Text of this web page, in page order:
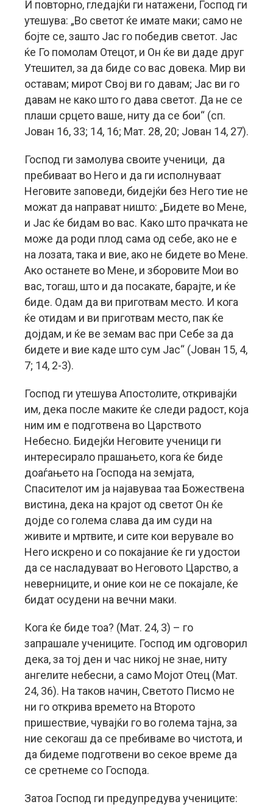
И повторно, гледајќи ги натажени, Господ ги
утешува: „Во светот ќе имате маки; само не
бојте се, зашто Јас го победив светот. Јас
ќе Го помолам Отецот, и Он ќе ви даде друг
Утешител, за да биде со вас довека. Мир ви
оставам; мирот Свој ви го давам; Јас ви го
давам не како што го дава светот. Да не се
плаши срцето ваше, ниту да се бои“ (сп.
Јован 16, 33; 14, 16; Мат. 28, 20; Јован 14, 27).
Господ ги замолува своите ученици, да
пребиваат во Него и да ги исполнуваат
Неговите заповеди, бидејќи без Него тие не
можат да направат ништо: „Бидете во Мене,
и Јас ќе бидам во вас. Како што прачката не
може да роди плод сама од себе, ако не е
на лозата, така и вие, ако не бидете во Мене.
Ако останете во Мене, и зборовите Мои во
вас, тогаш, што и да посакате, барајте, и ќе
биде. Одам да ви приготвам место. И кога
ќе отидам и ви приготвам место, пак ќе
дојдам, и ќе ве земам вас при Себе за да
бидете и вие каде што сум Јас“ (Јован 15, 4,
7; 14, 2-3).
Господ ги утешува Апостолите, откривајќи
им, дека после маките ќе следи радост, која
ним им е подготвена во Царството
Небесно. Бидејќи Неговите ученици ги
интересирало прашањето, кога ќе биде
доаѓањето на Господа на земјата,
Спасителот им ја најавуваа таа Божествена
вистина, дека на крајот од светот Он ќе
дојде со голема слава да им суди на
живите и мртвите, и сите кои верувале во
Него искрено и со покајание ќе ги удостои
да се насладуваат во Неговото Царство, а
неверниците, и оние кои не се покајале, ќе
бидат осудени на вечни маки.
Кога ќе биде тоа? (Мат. 24, 3) – го
запрашале учениците. Господ им одговорил
дека, за тој ден и час никој не знае, ниту
ангелите небесни, а само Мојот Отец (Мат.
24, 36). На таков начин, Светото Писмо не
ни го открива времето на Второто
пришествие, чувајќи го во голема тајна, за
ние секогаш да се пребиваме во чистота, и
да бидеме подготвени во секое време да
се сретнеме со Господа.
Затоа Господ ги предупредува учениците: